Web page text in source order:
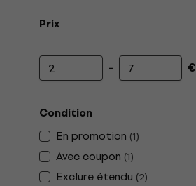
Prix
Prix minimum
- Prix maximum
€
Condition
En promotion (1)
Avec coupon (1)
Exclure étendu (2)